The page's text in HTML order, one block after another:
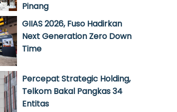
Pinang
GIIAS 2026, Fuso Hadirkan
Next Generation Zero Down
Time
Percepat Strategic Holding,
Telkom Bakal Pangkas 34
Entitas